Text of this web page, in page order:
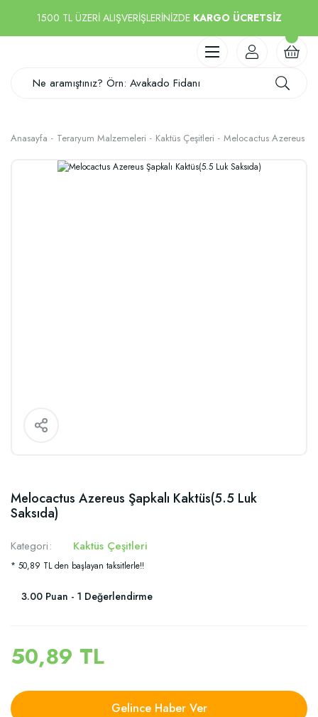
1500 TL ÜZERİ ALIŞVERİŞLERİNİZDE KARGO ÜCRETSİZ
Anasayfa Teraryum Malzemeleri Kaktüs Çeşitleri Melocactus Azereus
Melocactus Azereus Şapkalı Kaktüs(5.5 Luk
Saksıda)
Kategori Kaktüs Çeşitleri
* 50,89 TL den başlayan taksitlerle!!
3.00 Puan - 1 Değerlendirme
50,89 TL
Gelince Haber Ver